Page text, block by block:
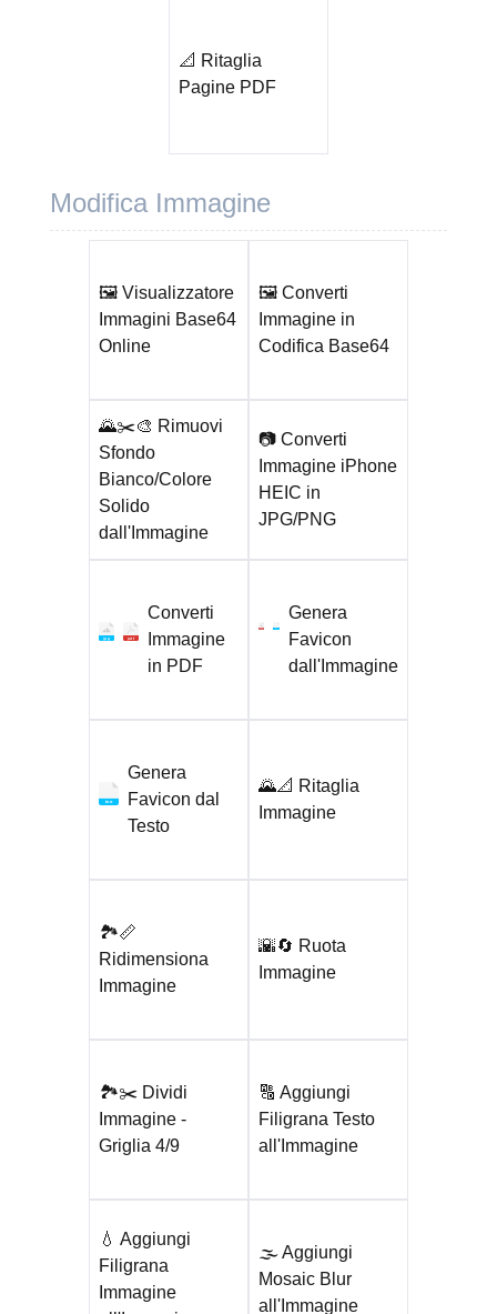
📐 Ritaglia
Pagine PDF
Modifica Immagine
🖼️ Visualizzatore
Immagini Base64
Online
🖼️ Converti
Immagine in
Codifica Base64
🌄✂️🎨 Rimuovi
Sfondo
Bianco/Colore
Solido
dall'Immagine
📷 Converti
Immagine iPhone
HEIC in
JPG/PNG
jpg pdf
Converti
Immagine
in PDF
Genera
Favicon
dall'Immagine
ico
Genera
Favicon dal
Testo
🌄📐 Ritaglia
Immagine
🏞️📏
Ridimensiona
Immagine
🌇🔄 Ruota
Immagine
🏞️✂️ Dividi
Immagine -
Griglia 4/9
🔠 Aggiungi
Filigrana Testo
all'Immagine
💧 Aggiungi
Filigrana
Immagine
🌫️ Aggiungi
Mosaic Blur
all'Immagine